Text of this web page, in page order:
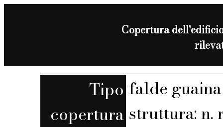
Copertura
Tipo
copertura
falde guaina
struttura: n.